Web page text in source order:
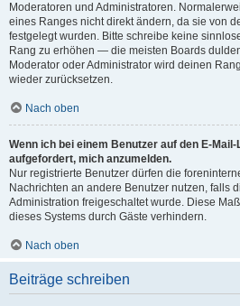
Moderatoren und Administratoren.
eines Ranges nicht direkt ändern, da sie von
festgelegt wurden. Bitte schreibe keine
Rang zu erhöhen — die meisten Boards
Moderator oder Administrator wird deinen
wieder zurücksetzen.
Nach oben
Wenn ich bei einem Benutzer auf den E-
aufgefordert, mich anzumelden.
Nur registrierte Benutzer dürfen die
Nachrichten an andere Benutzer nutzen, falls
Administration freigeschaltet wurde. Diese
dieses Systems durch Gäste verhindern.
Nach oben
Beiträge schreiben